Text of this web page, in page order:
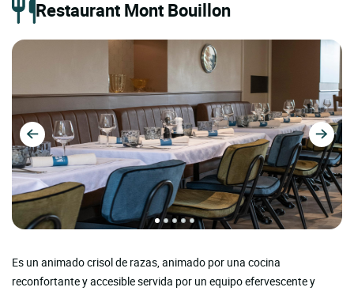
Restaurant Mont Bouillon
Es un animado crisol de razas, animado por una cocina
reconfortante y accesible servida por un equipo efervescente y